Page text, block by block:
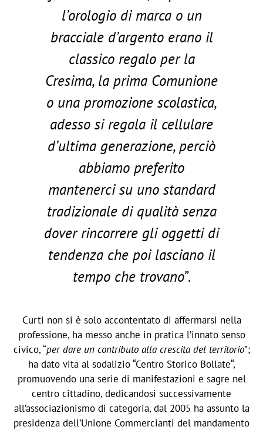
l’orologio di marca o un
bracciale d’argento erano il
classico regalo per la
Cresima, la prima Comunione
o una promozione scolastica,
adesso si regala il cellulare
d’ultima generazione, perciò
abbiamo preferito
mantenerci su uno standard
tradizionale di qualità senza
dover rincorrere gli oggetti di
tendenza che poi lasciano il
tempo che trovano”.
Curti non si è solo accontentato di affermarsi nella
professione, ha messo anche in pratica l’innato senso
civico, “per dare un contributo alla crescita del territorio”;
ha dato vita al sodalizio “Centro Storico Bollate“,
promuovendo una serie di manifestazioni e sagre nel
centro cittadino, dedicandosi successivamente
all’associazionismo di categoria, dal 2005 ha assunto la
presidenza dell’Unione Commercianti del mandamento